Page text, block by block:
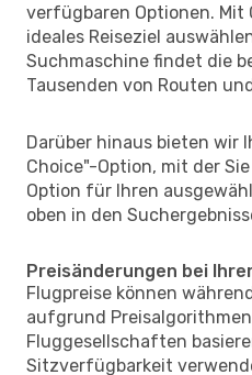
verfügbaren Optionen. Mit
ideales Reiseziel
Suchmaschine findet die
Tausenden von Routen
Darüber hinaus bieten wir
Choice"-Option, mit der
Option für Ihren
oben in den
Preisänderungen bei
Flugpreise können
aufgrund
Fluggesellschaften
Sitzverfügbarkeit